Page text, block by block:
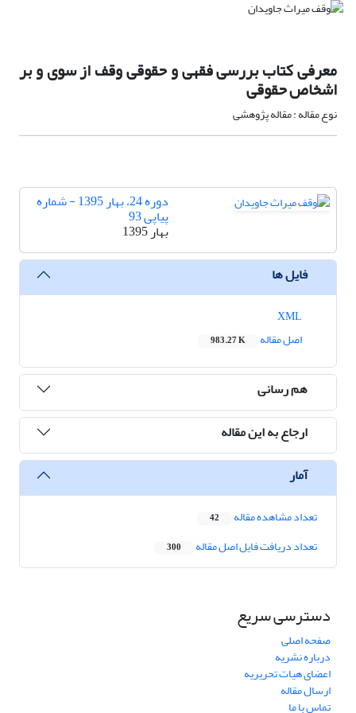
معرفی کتاب بررسی فقهی و حقوقی وقف از سوی و بر
اشخاص حقوقی
نوع مقاله : مقاله پژوهشی
دوره 24، بهار 1395 - شماره
پیاپی 93
بهار 1395
فایل ها
اصل مقاله
983.27 K
هم رسانی
ارجاع به این مقاله
آمار
تعداد مشاهده مقاله 42
تعداد دریافت فایل اصل مقاله 300
دسترسی سریع
صفحه اصلی
درباره نشریه
اعضای هیات تحریریه
ارسال مقاله
تماس با ما